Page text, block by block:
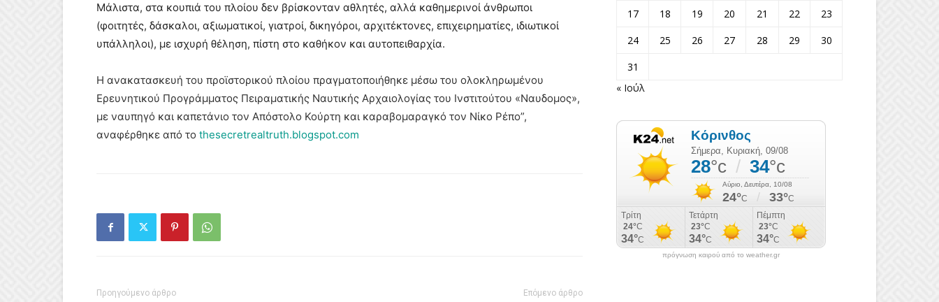
Μάλιστα, στα κουπιά του πλοίου δεν βρίσκονταν αθλητές, αλλά καθημερινοί άνθρωποι
(φοιτητές, δάσκαλοι, αξιωματικοί, γιατροί, δικηγόροι, αρχιτέκτονες, επιχειρηματίες, ιδιωτικοί
υπάλληλοι), με ισχυρή θέληση, πίστη στο καθήκον και αυτοπειθαρχία.
Η ανακατασκευή του προϊστορικού πλοίου πραγματοποιήθηκε μέσω του ολοκληρωμένου
Ερευνητικού Προγράμματος Πειραματικής Ναυτικής Αρχαιολογίας του Ινστιτούτου «Ναυδομος»,
με ναυπηγό και καπετάνιο τον Απόστολο Κούρτη και καραβομαραγκό τον Νίκο Ρέπο”,
αναφέρθηκε από το thesecretrealtruth.blogspot.com
Προηγούμενο άρθρο Επόμενο άρθρο
17
18 19 20 21 22
23
24
25 26 27 28 29
30
31
« Ιούλ
πρόγνωση καιρού από το weather.gr